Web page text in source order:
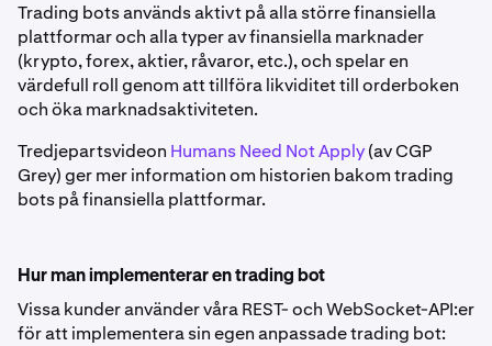
Trading bots används aktivt på alla större finansiella
plattformar och alla typer av finansiella marknader
(krypto, forex, aktier, råvaror, etc.), och spelar en
värdefull roll genom att tillföra likviditet till orderboken
och öka marknadsaktiviteten.
Tredjepartsvideon Humans Need Not Apply(av CGP
Grey) ger mer information om historien bakom trading
bots på finansiella plattformar.
Hur man implementerar en trading bot
Vissa kunder använder våra REST- och WebSocket-API:er
för att implementera sin egen anpassade trading bot: